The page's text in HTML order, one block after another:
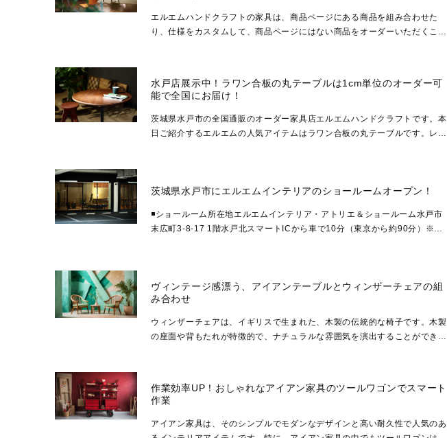
エルエムハンドクラフトの家具は、商品ページにある商品を組み合わせた
り、仕様をカスタムして、商品ページにはない商品をオーダーいただくこと
水戸店展示中！ラワン合板の丸テーブルは1cm単位のオーダー可
能で全国にお届け！
茨城県水戸市の全国通販のオーダー家具店エルエムハンドクラフトです。本
日ご紹介するエルエムの人気アイテムはラワン合板の丸テーブルです。レト
茨城県水戸市にエルエムインテリアのショールームオープン！
◾️ショールーム所在地エルエムインテリア・アトリエ＆ショールーム水戸市
末広町3-8-17 1階水戸北スマートICから車で10分（東京から約90分）※ご
ヴィンテージ感漂う、アイアンテーブルとウィンザーチェアの組
み合わせ
ウィンザーチェアは、イギリスで生まれた、木製の伝統的な椅子です。木製
の座面や背もたれが特徴的で、ナチュラルな雰囲気を演出することができま
作業効率UP！おしゃれなアイアン家具のツールワゴンでスマート
作業
アイアン家具は、そのシンプルでモダンなデザインと高い耐久性で人気のあ